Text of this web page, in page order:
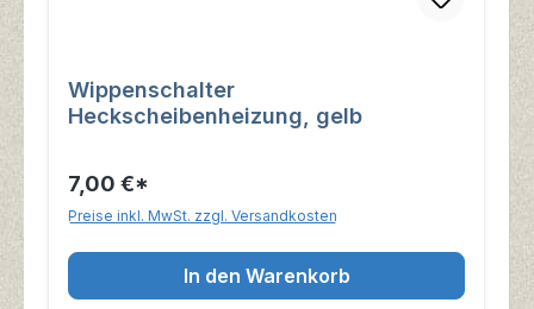
Wippenschalter
Heckscheibenheizung, gelb
7,00 €*
Preise inkl. MwSt. zzgl. Versandkosten
In den Warenkorb